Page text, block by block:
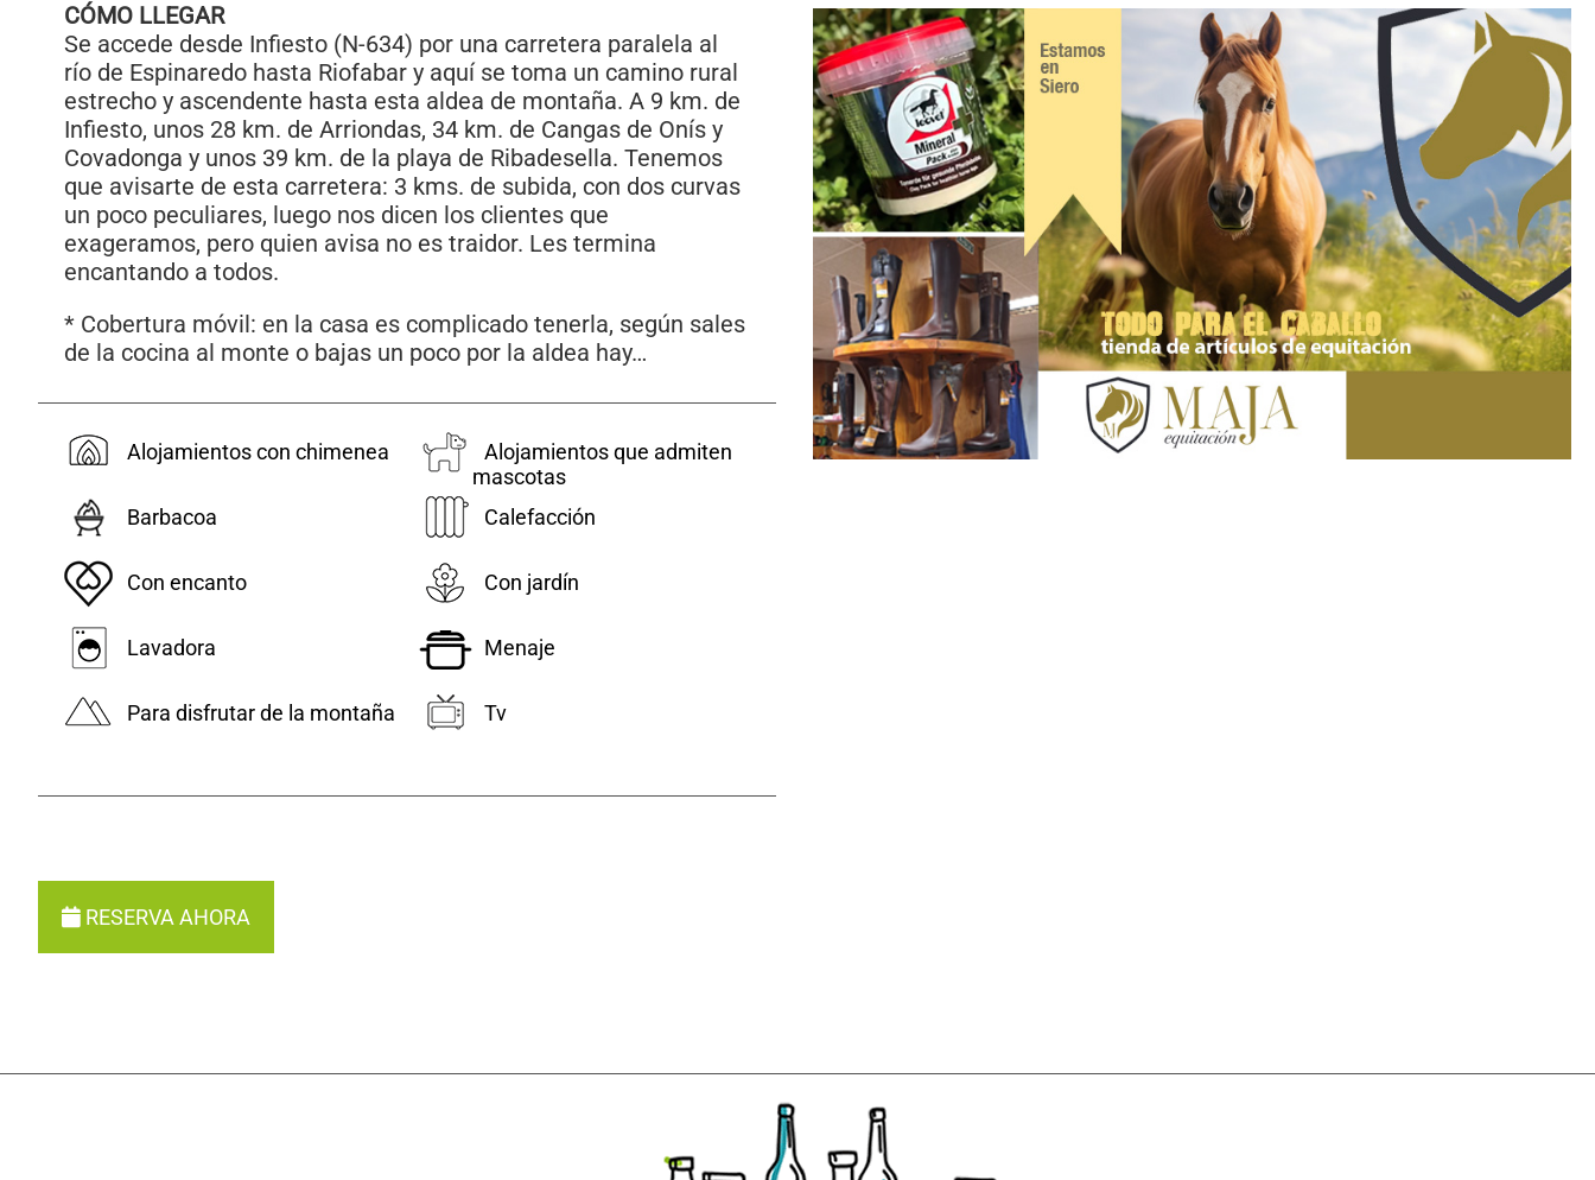
CÓMO LLEGAR
Se accede desde Infiesto (N-634) por una carretera paralela al
río de Espinaredo hasta Riofabar y aquí se toma un camino rural
estrecho y ascendente hasta esta aldea de montaña. A 9 km. de
Infiesto, unos 28 km. de Arriondas, 34 km. de Cangas de Onís y
Covadonga y unos 39 km. de la playa de Ribadesella. Tenemos
que avisarte de esta carretera: 3 kms. de subida, con dos curvas
un poco peculiares, luego nos dicen los clientes que
exageramos, pero quien avisa no es traidor. Les termina
encantando a todos.
* Cobertura móvil: en la casa es complicado tenerla, según sales
de la cocina al monte o bajas un poco por la aldea hay…
Alojamientos con chimenea
Alojamientos que admiten
mascotas
Barbacoa
Calefacción
Con encanto Con jardín
Lavadora Menaje
Para disfrutar de la montaña Tv
RESERVA AHORA